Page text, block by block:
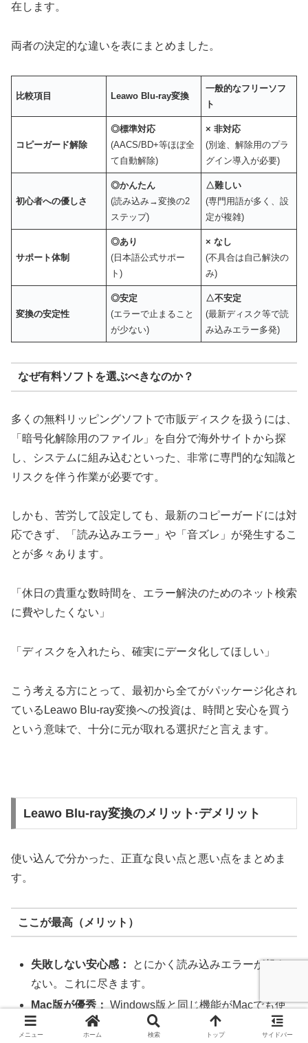
在します。
両者の決定的な違いを表にまとめました。
比較項目 Leawo Blu-ray変換
一般的なフリーソフ
ト
コピーガード解除
◎標準対応
(AACS/BD+等ほぼ全
て自動解除)
×非対応
(別途、解除用のプラ
グイン導入が必要)
初心者への優しさ
◎かんたん
(読み込み→変換の2
ステップ)
△難しい
(専門用語が多く、設
定が複雑)
サポート体制
◎あり
(日本語公式サポー
ト)
×なし
(不具合は自己解決の
み)
変換の安定性
◎安定
(エラーで止まること
が少ない)
△不安定
(最新ディスク等で読
み込みエラー多発)
なぜ有料ソフトを選ぶべきなのか？
多くの無料リッピングソフトで市販ディスクを扱うには、
「暗号化解除用のファイル」を自分で海外サイトから探
し、システムに組み込むといった、非常に専門的な知識と
リスクを伴う作業が必要です。
しかも、苦労して設定しても、最新のコピーガードには対
応できず、「読み込みエラー」や「音ズレ」が発生するこ
とが多々あります。
「休日の貴重な数時間を、エラー解決のためのネット検索
に費やしたくない」
「ディスクを入れたら、確実にデータ化してほしい」
こう考える方にとって、最初から全てがパッケージ化され
ているLeawo Blu-ray変換への投資は、時間と安心を買う
という意味で、十分に元が取れる選択だと言えます。
Leawo Blu-ray変換のメリット·デメリット
使い込んで分かった、正直な良い点と悪い点をまとめま
す。
ここが最高（メリット）
失敗しない安心感：
とにかく読み込みエラーが起き
ない。これに尽きます。
Mac版が優秀：Windows版と同じ機能がMacでも使
えます。Macでまともなリッピングソフトは少ないの
メニュー ホーム 検索 トップ サイドバー